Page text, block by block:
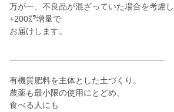
万が一、不良品が混ざっていた場合を考慮
+200㌘増量で
お届けします。
有機質肥料を主体とした土づくり。
農薬も最小限の使用にとどめ、
食べる人にも